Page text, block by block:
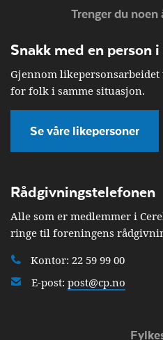
Trenger du noen
Snakk med en person
Gjennom
for folk i samme situasjon.
Se våre likepersoner
Rådgivningstelefonen
Alle som er medlemmer i
ringe til foreningens
Kontor: 22 59 99 00
E-post: post@cp.no